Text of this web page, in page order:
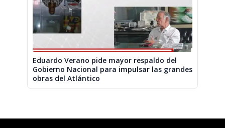
Eduardo Verano pide mayor respaldo del
Gobierno Nacional para impulsar las grandes
obras del Atlántico